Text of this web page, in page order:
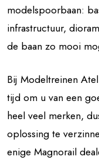
modelspoorbaan:
infrastructuur,
de baan zo mooi
Bij Modeltreinen
tijd om u van een
heel veel merken,
oplossing te
enige Magnorail